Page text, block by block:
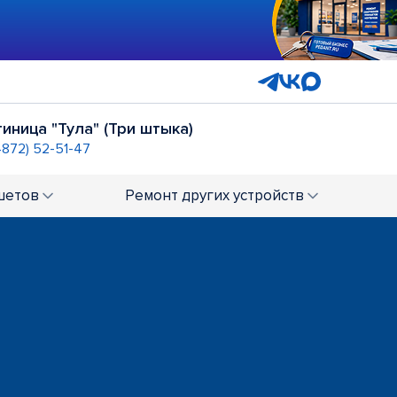
"Тула" (Три штыка)
52-51-47
Ремонт других устройств